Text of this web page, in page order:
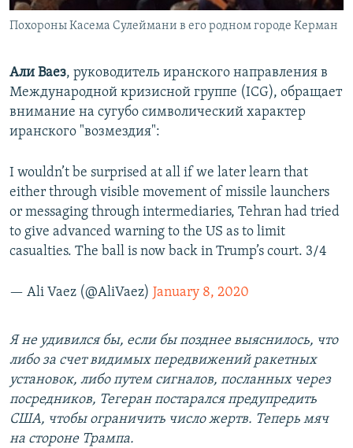
Похороны Касема Сулеймани в его родном городе Керман
Али Ваез, руководитель иранского направления в
Международной кризисной группе (ICG), обращает
внимание на сугубо символический характер
иранского "возмездия":
I wouldn’t be surprised at all if we later learn that
either through visible movement of missile launchers
or messaging through intermediaries, Tehran had tried
to give advanced warning to the US as to limit
casualties. The ball is now back in Trump’s court. 3/4
— Ali Vaez (@AliVaez) January 8, 2020
Я не удивился бы, если бы позднее выяснилось, что
либо за счет видимых передвижений ракетных
установок, либо путем сигналов, посланных через
посредников, Тегеран постарался предупредить
США, чтобы ограничить число жертв. Теперь мяч
на стороне Трампа.